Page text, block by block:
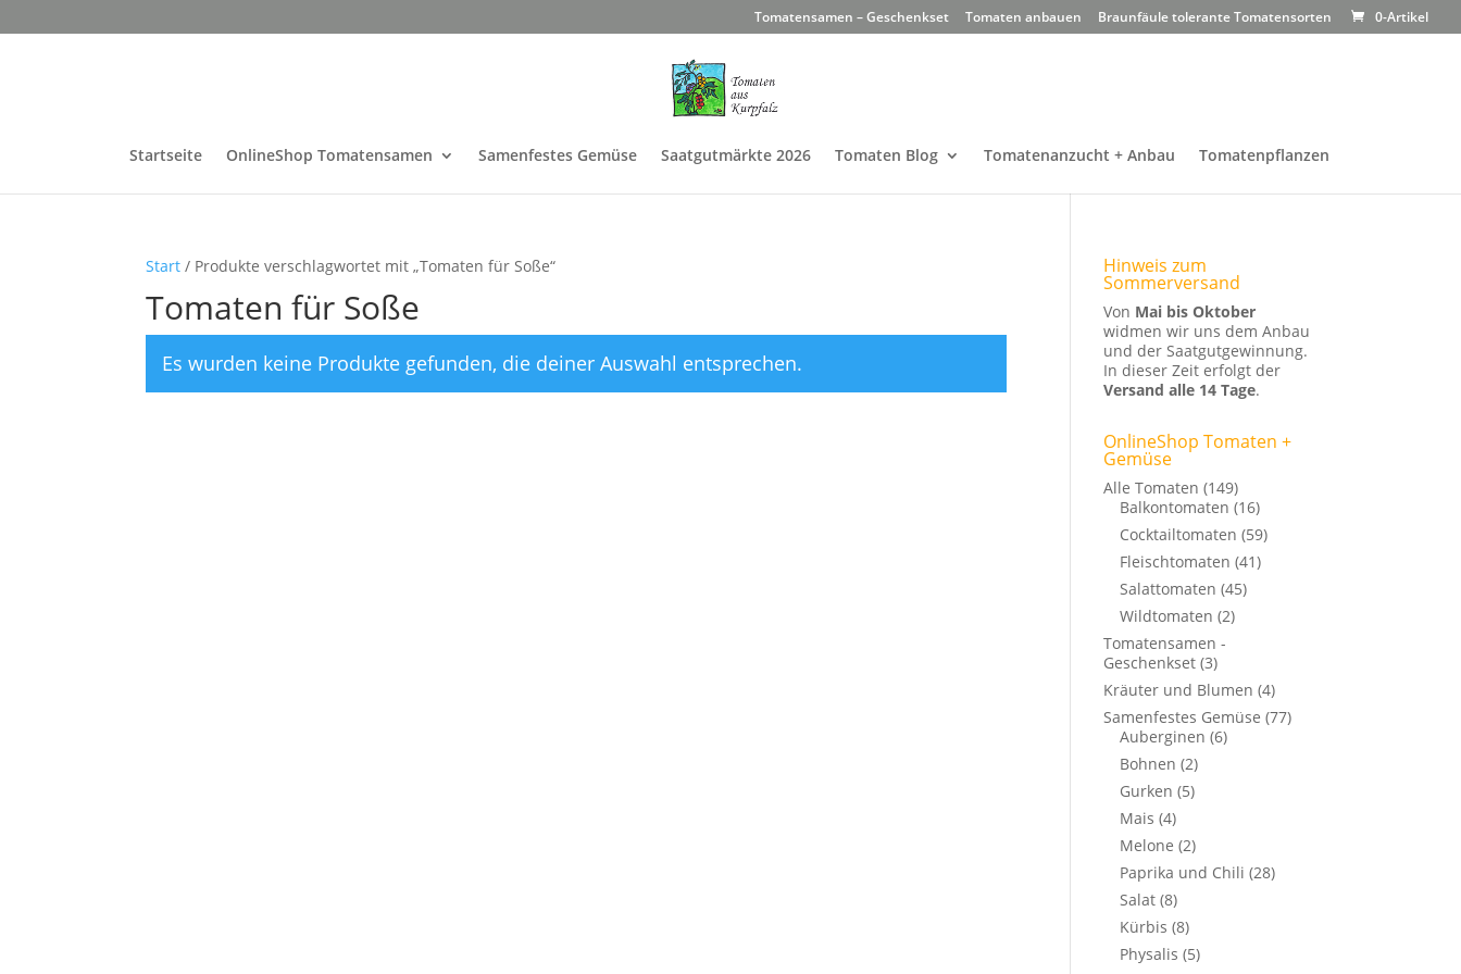
Tomatensamen – Geschenkset Tomaten anbauen Braunfäule tolerante Tomatensorten 0-Artikel
Startseite OnlineShop Tomatensamen Samenfestes Gemüse Saatgutmärkte 2026 Tomaten Blog Tomatenanzucht + Anbau Tomatenpflanzen
Start / Produkte verschlagwortet mit „Tomaten für Soße“
Tomaten für Soße
Es wurden keine Produkte gefunden, die deiner Auswahl entsprechen.
Hinweis zum
Sommerversand
Von Mai bis Oktober
widmen wir uns dem Anbau
und der Saatgutgewinnung.
In dieser Zeit erfolgt der
Versand alle 14 Tage.
OnlineShop Tomaten +
Gemüse
Alle Tomaten (149)
Balkontomaten (16)
Cocktailtomaten (59)
Fleischtomaten (41)
Salattomaten (45)
Wildtomaten (2)
Tomatensamen -
Geschenkset (3)
Kräuter und Blumen (4)
Samenfestes Gemüse (77)
Auberginen (6)
Bohnen (2)
Gurken (5)
Mais (4)
Melone (2)
Paprika und Chili (28)
Salat (8)
Kürbis (8)
Physalis (5)